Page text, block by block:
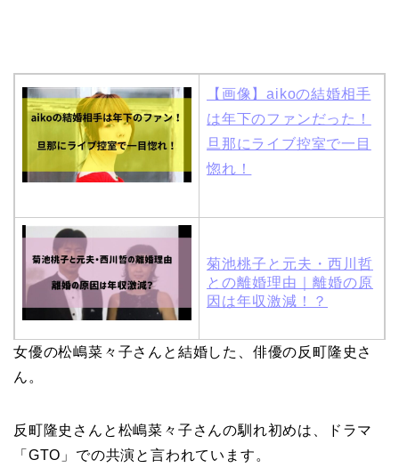
【画像】aikoの結婚相手
は年下のファンだった！
旦那にライブ控室で一目
惚れ！
菊池桃子と元夫・西川哲
との離婚理由｜離婚の原
因は年収激減！？
女優の松嶋菜々子さんと結婚した、俳優の反町隆史さ
ん。
反町隆史さんと松嶋菜々子さんの馴れ初めは、ドラマ
「GTO」での共演と言われています。